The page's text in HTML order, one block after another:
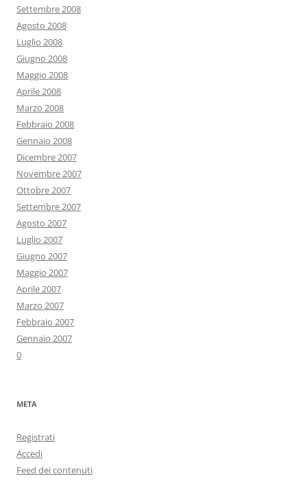
Settembre 2008
Agosto 2008
Luglio 2008
Giugno 2008
Maggio 2008
Aprile 2008
Marzo 2008
Febbraio 2008
Gennaio 2008
Dicembre 2007
Novembre 2007
Ottobre 2007
Settembre 2007
Agosto 2007
Luglio 2007
Giugno 2007
Maggio 2007
Aprile 2007
Marzo 2007
Febbraio 2007
Gennaio 2007
0
META
Registrati
Accedi
Feed dei contenuti